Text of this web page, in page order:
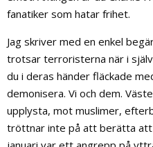
fanatiker som hatar frihet.
Jag skriver med en enkel
trotsar terroristerna när i
du i deras händer fläckade
demonisera. Vi och dem.
upplysta, mot muslimer,
tröttnar inte på att berätta att